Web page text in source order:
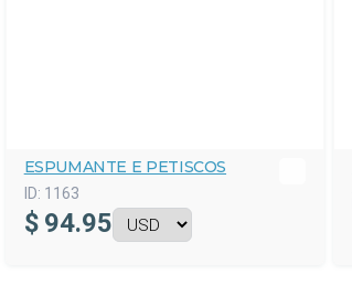
ESPUMANTE E PETISCOS
ID: 1163
$ 94.95